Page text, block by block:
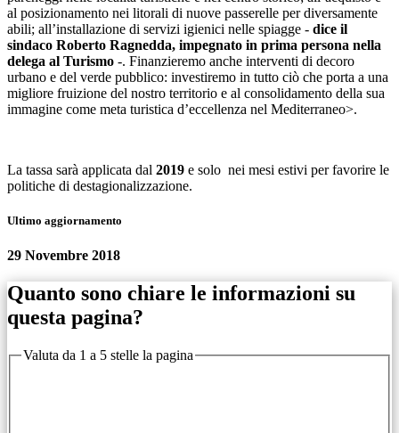
al posizionamento nei litorali di nuove passerelle per diversamente
abili; all’installazione di servizi igienici nelle spiagge - dice il
sindaco Roberto Ragnedda, impegnato in prima persona nella
delega al Turismo -. Finanzieremo anche interventi di decoro
urbano e del verde pubblico: investiremo in tutto ciò che porta a una
migliore fruizione del nostro territorio e al consolidamento della sua
immagine come meta turistica d’eccellenza nel Mediterraneo>.
La tassa sarà applicata dal 2019 e solo nei mesi estivi per favorire le
politiche di destagionalizzazione.
Ultimo aggiornamento
29 Novembre 2018
Quanto sono chiare le informazioni su
questa pagina?
Valuta da 1 a 5 stelle la pagina